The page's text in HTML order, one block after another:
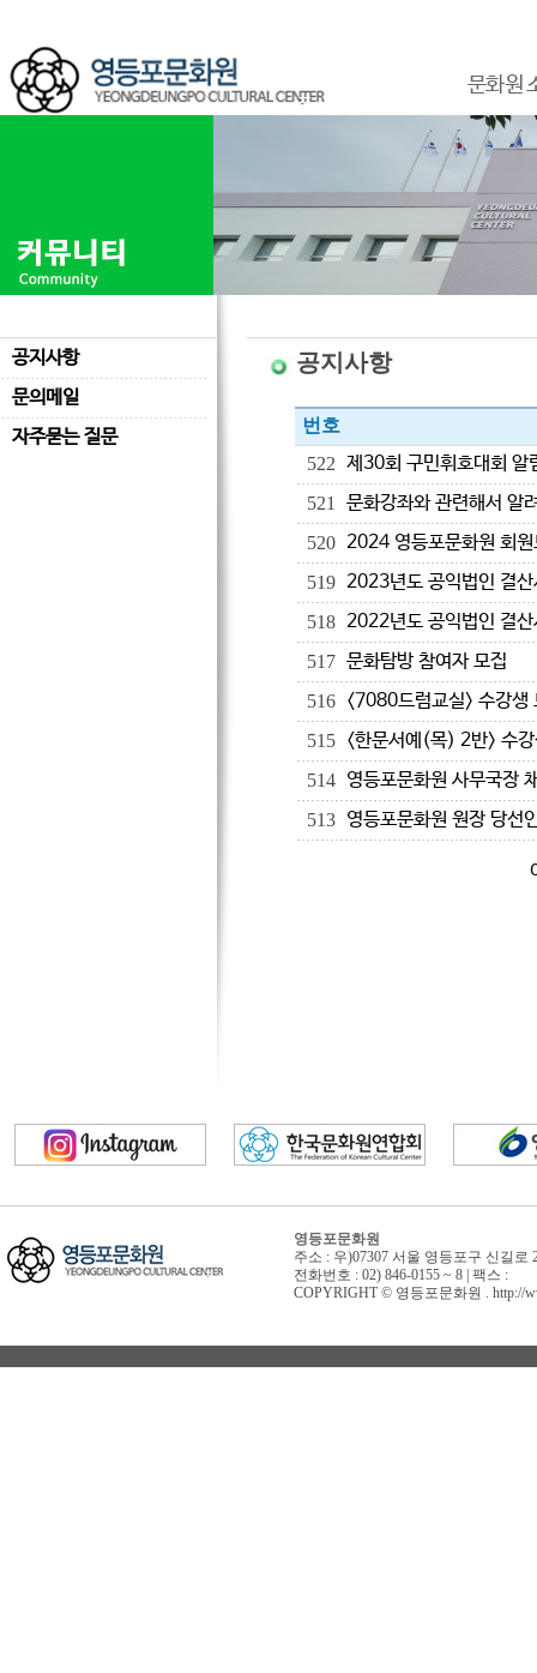
문화원
공지사항
문의메일
자주묻는 질문
공지사항
번호
522 제30회 구민휘호대회 알
521 문화강좌와 관련해서 알
520 2024 영등포문화원 회
519 2023년도 공익법인 결
518 2022년도 공익법인 결
517 문화탐방 참여자 모집
516 <7080드럼교실> 수강생
515 <한문서예(목) 2반> 수
514 영등포문화원 사무국장
513 영등포문화원 원장 당선
영등포문화원
주소 : 우)07307 서울 영등포구 신길
전화번호 : 02) 846-0155 ~ 8 | 팩스 :
COPYRIGHT © 영등포문화원 . http://